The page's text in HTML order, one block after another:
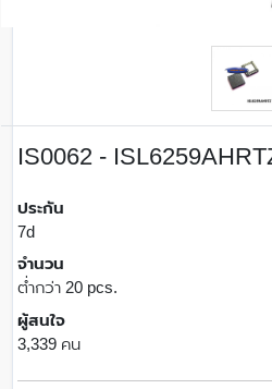
IS0062 -
ประกัน
7d
จำนวน
ต่ำกว่า 20 pcs.
ผู้สนใจ
3,339 คน